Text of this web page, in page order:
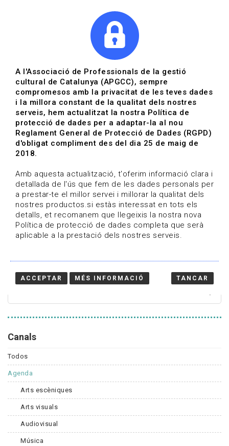
Actualitza't
Vols estar al dia?
HOME / BLOG
Estigues al dia
Convocatòries, activitats i notícies del sector de la
cultura.
Canals
Todos
Agenda
Arts escèniques
Arts visuals
Audiovisual
Música
A l'Associació de Professionals de la gestió
cultural de Catalunya (APGCC), sempre
compromesos amb la privacitat de les teves dades
i la millora constant de la qualitat dels nostres
serveis, hem actualitzat la nostra Política de
protecció de dades per a adaptar-la al nou
Reglament General de Protecció de Dades (RGPD)
d'obligat compliment des del dia 25 de maig de
2018.
Amb aquesta actualització, t'oferim informació clara i
detallada de l'ús que fem de les dades personals per
a prestar-te el millor servei i millorar la qualitat dels
nostres productos.si estàs interessat en tots els
detalls, et recomanem que llegeixis la nostra nova
Política de protecció de dades completa que serà
aplicable a la prestació dels nostres serveis.
ACCEPTAR MÉS INFORMACIÓ TANCAR